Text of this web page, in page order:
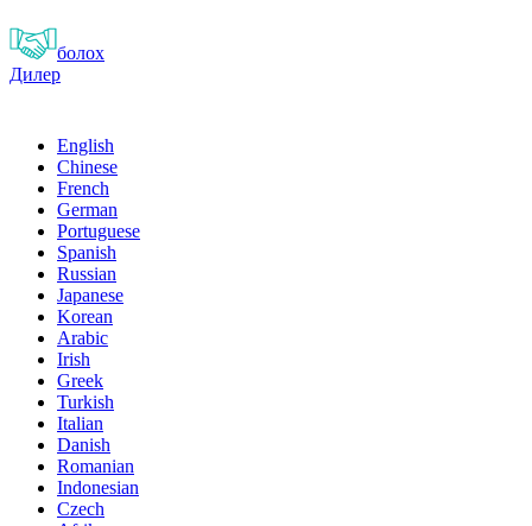
болох
Дилер
English
Chinese
French
German
Portuguese
Spanish
Russian
Japanese
Korean
Arabic
Irish
Greek
Turkish
Italian
Danish
Romanian
Indonesian
Czech